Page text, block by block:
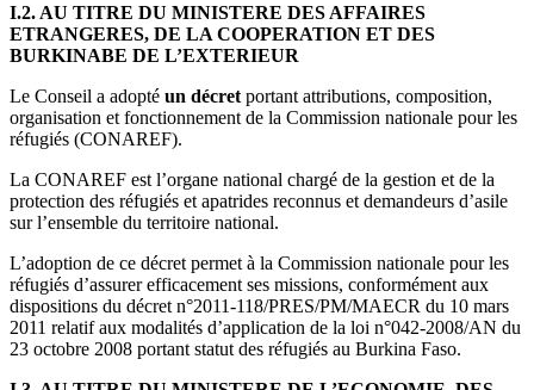
I.2. AU TITRE DU MINISTERE DES AFFAIRES
ETRANGERES, DE LA COOPERATION ET DES
BURKINABE DE L’EXTERIEUR
Le Conseil a adopté un décret portant attributions, composition,
organisation et fonctionnement de la Commission nationale pour les
réfugiés (CONAREF).
La CONAREF est l’organe national chargé de la gestion et de la
protection des réfugiés et apatrides reconnus et demandeurs d’asile
sur l’ensemble du territoire national.
L’adoption de ce décret permet à la Commission nationale pour les
réfugiés d’assurer efficacement ses missions, conformément aux
dispositions du décret n°2011-118/PRES/PM/MAECR du 10 mars
2011 relatif aux modalités d’application de la loi n°042-2008/AN du
23 octobre 2008 portant statut des réfugiés au Burkina Faso.